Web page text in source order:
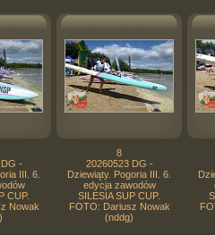
-
III. 6.
CUP.
Nowak
8
20260523 DG -
Dziewiąty. Pogoria III. 6.
edycja zawodów
SILESIA SUP CUP.
FOTO: Dariusz Nowak
(nddg)